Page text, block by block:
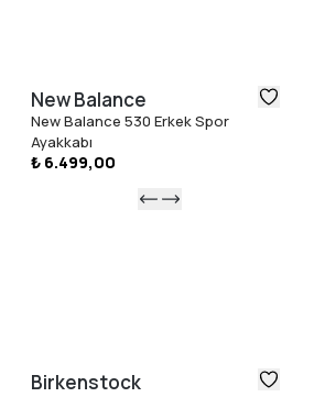
New Balance
New Balance 530 Erkek Spor
Ayakkabı
₺ 6.499,00
Birkenstock